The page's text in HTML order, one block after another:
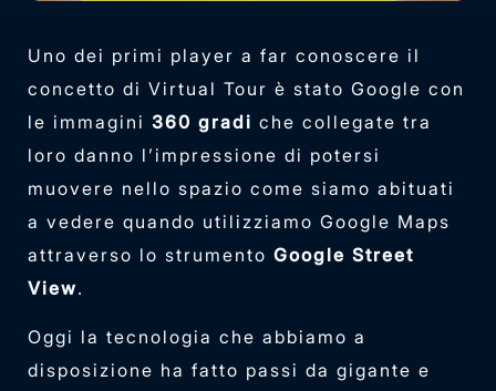
Uno dei primi player a far conoscere il
concetto di Virtual Tour è stato Google con
le immagini 360 gradi che collegate tra
loro danno l’impressione di potersi
muovere nello spazio come siamo abituati
a vedere quando utilizziamo Google Maps
attraverso lo strumento Google Street
View.
Oggi la tecnologia che abbiamo a
disposizione ha fatto passi da gigante e